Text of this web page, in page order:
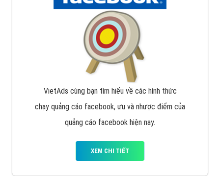
VietAds cùng bạn tìm hiểu về các hình thức
chạy quảng cáo facebook, ưu và nhược điểm của
quảng cáo facebook hiện nay.
XEM CHI TIẾT